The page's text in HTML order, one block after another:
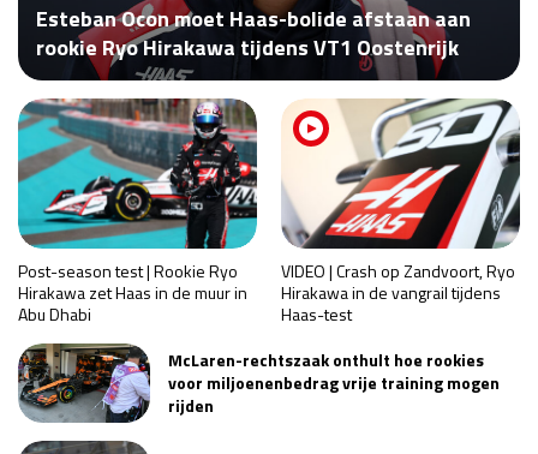
Race
za 13:00 - 15:00
GP VERENIGDE STATEN 2026 23 - 25 okt
Kwalificatie
za 23:00 - 00:00
Race
zo 21:00 - 23:00
GP MEXICO 2026
GP SÃO PAULO 2026 06 - 08 nov
Kwalificatie
Race
zo 18:00 - 20:00
Esteban Ocon moet Haas-bolide afstaan aan
rookie Ryo Hirakawa tijdens VT1 Oostenrijk
Post-season test | Rookie Ryo
Hirakawa zet Haas in de muur in
Abu Dhabi
VIDEO | Crash op Zandvoort, Ryo
Hirakawa in de vangrail tijdens
Haas-test
McLaren-rechtszaak onthult hoe rookies
voor miljoenenbedrag vrije training mogen
rijden